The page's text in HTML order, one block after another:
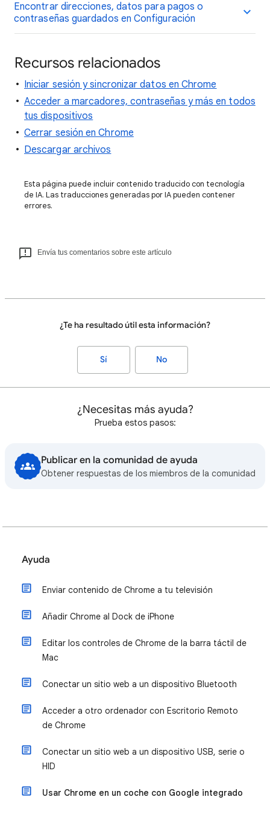
Encontrar direcciones, datos para pagos o
contraseñas guardados en Configuración
Recursos relacionados
Iniciar sesión y sincronizar datos en Chrome
Acceder a marcadores, contraseñas y más en todos
tus dispositivos
Cerrar sesión en Chrome
Descargar archivos
Esta página puede incluir contenido traducido con tecnología
de IA. Las traducciones generadas por IA pueden contener
errores.
Envía tus comentarios sobre este artículo
¿Te ha resultado útil esta información?
Sí No
¿Necesitas más ayuda?
Prueba estos pasos:
Publicar en la comunidad de ayuda
Obtener respuestas de los miembros de la comunidad
Ayuda
Enviar contenido de Chrome a tu televisión
Añadir Chrome al Dock de iPhone
Editar los controles de Chrome de la barra táctil de
Mac
Conectar un sitio web a un dispositivo Bluetooth
Acceder a otro ordenador con Escritorio Remoto
de Chrome
Conectar un sitio web a un dispositivo USB, serie o
HID
Usar Chrome en un coche con Google integrado